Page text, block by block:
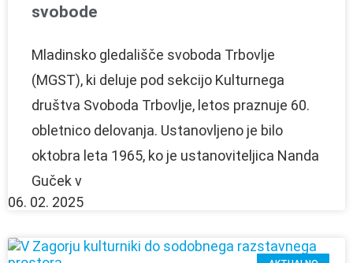
svobode
Mladinsko gledališče svoboda Trbovlje
(MGST), ki deluje pod sekcijo Kulturnega
društva Svoboda Trbovlje, letos praznuje 60.
obletnico delovanja. Ustanovljeno je bilo
oktobra leta 1965, ko je ustanoviteljica Nanda
Guček v
06. 02. 2025